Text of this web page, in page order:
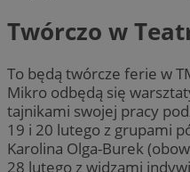
Twórczo w
To będą twórcze ferie w
Mikro odbędą się
tajnikami swojej pracy
19 i 20 lutego z grupami
Karolina Olga-Burek
28 lutego z widzami